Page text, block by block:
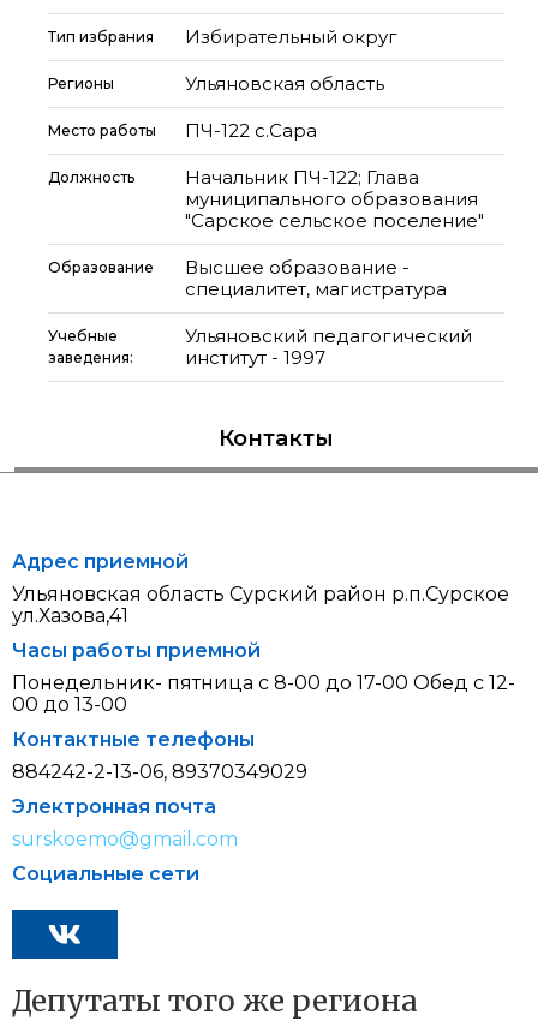
Тип избрания Избирательный округ
Регионы Ульяновская область
Место работы ПЧ-122 с.Сара
Должность
Начальник ПЧ-122; Глава
муниципального образования
"Сарское сельское поселение"
Образование
Высшее образование -
специалитет, магистратура
Учебные
заведения:
Ульяновский педагогический
институт - 1997
Контакты
Адрес приемной
Ульяновская область Сурский район р.п.Сурское
ул.Хазова,41
Часы работы приемной
Понедельник- пятница с 8-00 до 17-00 Обед с 12-
00 до 13-00
Контактные телефоны
884242-2-13-06, 89370349029
Электронная почта
surskoemo@gmail.com
Социальные сети
Депутаты того же региона